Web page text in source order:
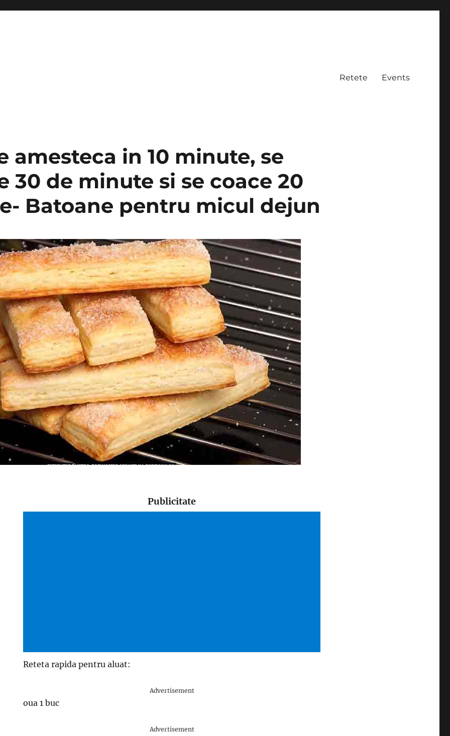
Retete Events
amesteca in 10 minute, se
30 de minute si se coace 20
Batoane pentru micul dejun
Publicitate
Reteta rapida pentru aluat:
Advertisement
oua 1 buc
Advertisement